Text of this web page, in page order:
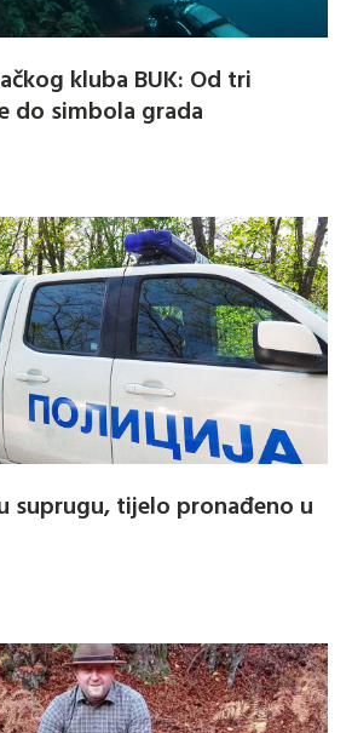
kluba BUK: Od tri
do simbola grada
suprugu, tijelo pronađeno u